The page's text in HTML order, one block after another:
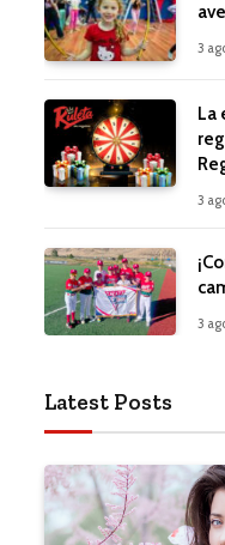
3
La
3
3
Latest Posts